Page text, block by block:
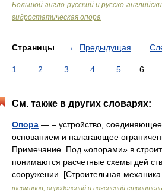
Большой англо-русский и русско-
гидростатическая опора
Страницы ← Предыдущая
1 2 3 4 5 6
См. также в других словарях:
Опора — – устройство,
основанием и налагающее
Примечание. Под «опорами» в
понимаются расчетные схемы дей
сооружении. [Строительная
терминов, определений и пояснений